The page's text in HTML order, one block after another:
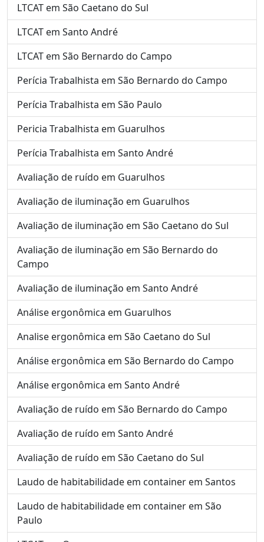
LTCAT em São Caetano do Sul
LTCAT em Santo André
LTCAT em São Bernardo do Campo
Perícia Trabalhista em São Bernardo do Campo
Perícia Trabalhista em São Paulo
Pericia Trabalhista em Guarulhos
Perícia Trabalhista em Santo André
Avaliação de ruído em Guarulhos
Avaliação de iluminação em Guarulhos
Avaliação de iluminação em São Caetano do Sul
Avaliação de iluminação em São Bernardo do
Campo
Avaliação de iluminação em Santo André
Análise ergonômica em Guarulhos
Analise ergonômica em São Caetano do Sul
Análise ergonômica em São Bernardo do Campo
Análise ergonômica em Santo André
Avaliação de ruído em São Bernardo do Campo
Avaliação de ruído em Santo André
Avaliação de ruído em São Caetano do Sul
Laudo de habitabilidade em container em Santos
Laudo de habitabilidade em container em São
Paulo